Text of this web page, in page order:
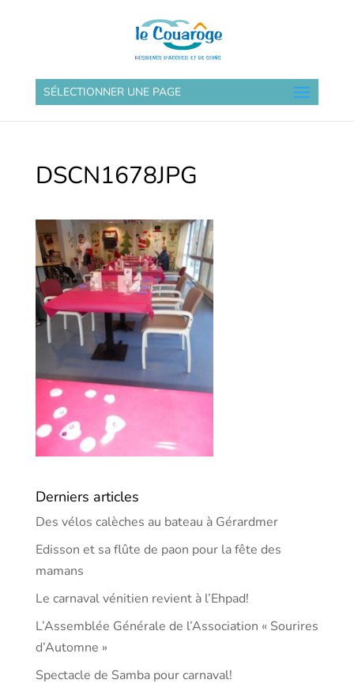
SÉLECTIONNER UNE PAGE
DSCN1678JPG
Derniers articles
Des vélos calèches au bateau à Gérardmer
Edisson et sa flûte de paon pour la fête des
mamans
Le carnaval vénitien revient à l’Ehpad!
L’Assemblée Générale de l’Association « Sourires
d’Automne »
Spectacle de Samba pour carnaval!